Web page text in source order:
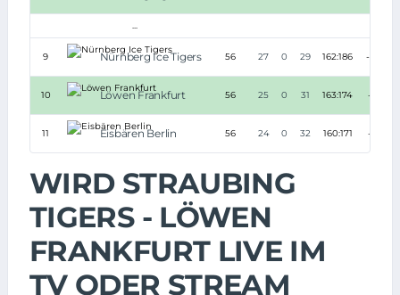
...
9 Nürnberg Ice Tigers 56 27 0 29 162:186 -24
10 Löwen Frankfurt 56 25 0 31 163:174 -11
11 Eisbären Berlin 56 24 0 32 160:171 -11
WIRD STRAUBING
TIGERS - LÖWEN
FRANKFURT LIVE IM
TV ODER STREAM